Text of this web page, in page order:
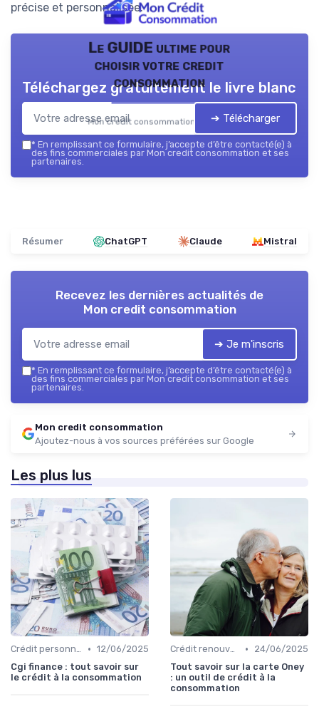
précise et personnalisée.
Le GUIDE ultime pour
choisir votre credit
consommation
Mon credit consommation — 2026
Téléchargez gratuitement le livre blanc
➔ Télécharger
* En remplissant ce formulaire, j’accepte d’être contacté(e) à
des fins commerciales par Mon credit consommation et ses
partenaires.
Résumer ChatGPT Claude Mistral
Recevez les dernières actualités de
Mon credit consommation
➔ Je m'inscris
* En remplissant ce formulaire, j’accepte d’être contacté(e) à
des fins commerciales par Mon credit consommation et ses
partenaires.
Mon credit consommation
Ajoutez-nous à vos sources préférées sur Google
Les plus lus
Crédit personnel • 12/06/2025
Cgi finance : tout savoir sur
le crédit à la consommation
Crédit renouvelable •
24/06/2025
Tout savoir sur la carte Oney
: un outil de crédit à la
consommation